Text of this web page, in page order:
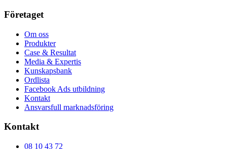
Företaget
Om oss
Produkter
Case & Resultat
Media & Expertis
Kunskapsbank
Ordlista
Facebook Ads utbildning
Kontakt
Ansvarsfull marknadsföring
Kontakt
08 10 43 72